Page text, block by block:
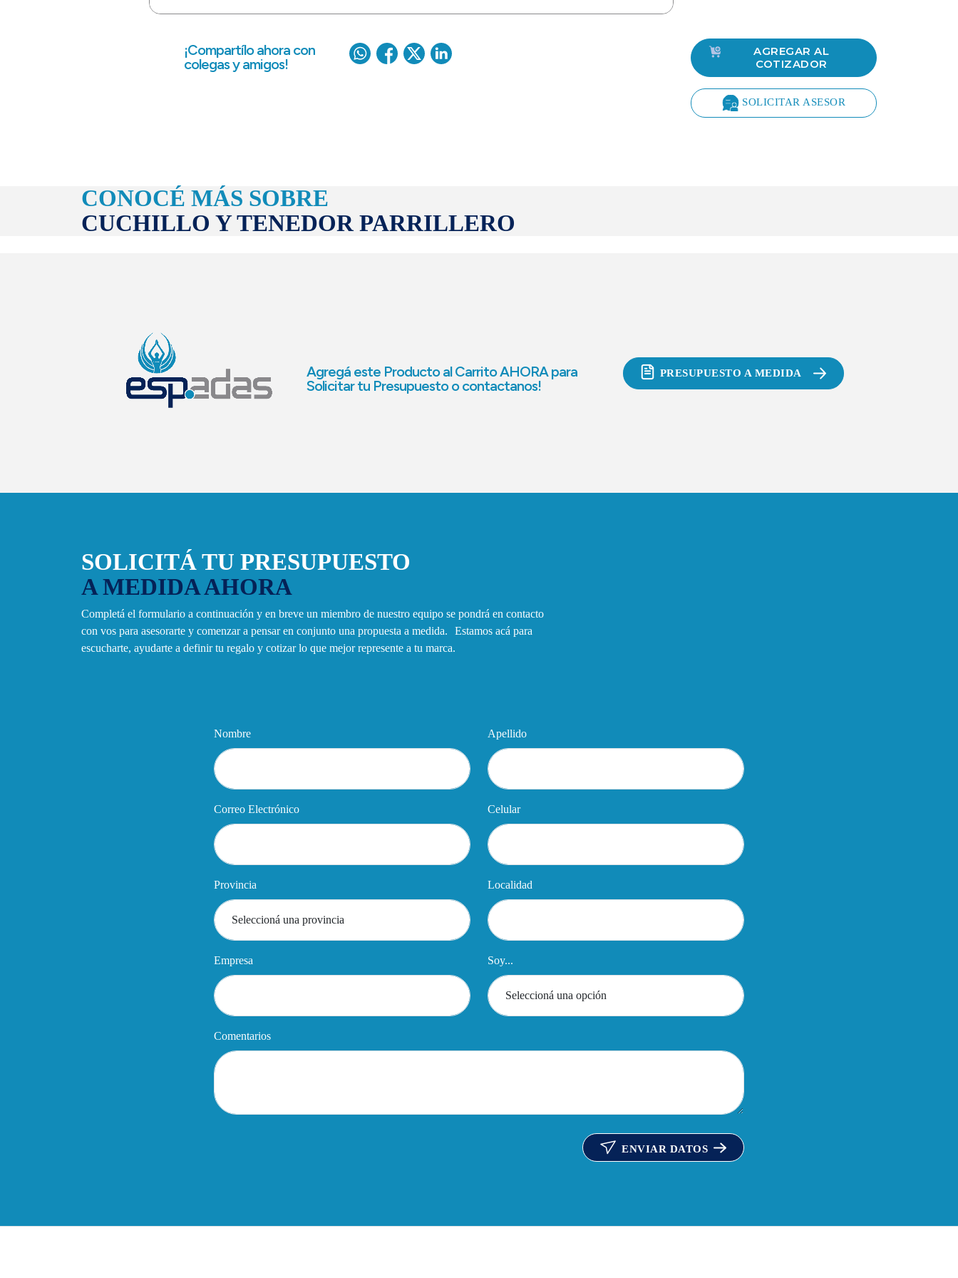
¡Compartílo ahora con
colegas y amigos!
AGREGAR AL
COTIZADOR
SOLICITAR ASESOR
CONOCÉ MÁS SOBRE
CUCHILLO Y TENEDOR PARRILLERO
Agregá este Producto al Carrito AHORA para
Solicitar tu Presupuesto o contactanos!
PRESUPUESTO A MEDIDA
SOLICITÁ TU PRESUPUESTO
A MEDIDA AHORA
Completá el formulario a continuación y en breve un miembro de nuestro equipo se pondrá en contacto
con vos para asesorarte y comenzar a pensar en conjunto una propuesta a medida. Estamos acá para
escucharte, ayudarte a definir tu regalo y cotizar lo que mejor represente a tu marca.
Nombre Apellido
Correo Electrónico Celular
Provincia Localidad
Empresa Soy...
Comentarios
ENVIAR DATOS